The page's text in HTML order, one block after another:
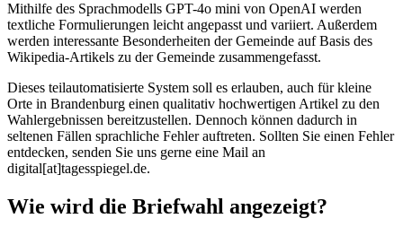
Mithilfe des Sprachmodells GPT-4o mini von OpenAI werden
textliche Formulierungen leicht angepasst und variiert. Außerdem
werden interessante Besonderheiten der Gemeinde auf Basis des
Wikipedia-Artikels zu der Gemeinde zusammengefasst.
Dieses teilautomatisierte System soll es erlauben, auch für kleine
Orte in Brandenburg einen qualitativ hochwertigen Artikel zu den
Wahlergebnissen bereitzustellen. Dennoch können dadurch in
seltenen Fällen sprachliche Fehler auftreten. Sollten Sie einen Fehler
entdecken, senden Sie uns gerne eine Mail an
digital[at]tagesspiegel.de.
Wie wird die Briefwahl angezeigt?